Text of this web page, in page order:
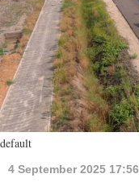
default
4 September 2025 17:56